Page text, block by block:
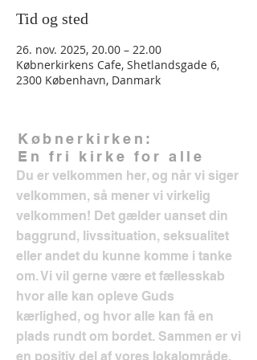
Tid og sted
26. nov. 2025, 20.00 – 22.00
Købnerkirkens Cafe, Shetlandsgade 6,
2300 København, Danmark
Købnerkirken:
En fri kirke for alle
Du er velkommen her, og når vi siger
velkommen, så mener vi virkelig
velkommen! Det gælder uanset din
baggrund, livssituation, seksualitet
eller andet du kunne komme i tanke
om. Vi vil gerne være et fællesskab
hvor alle kan opleve Guds
kærlighed, og hvor alle kan få en
plads rundt om bordet. Sammen er vi
en positiv del af vores lokalområde.